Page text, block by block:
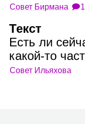
Совет Бирмана 🗩1
Текст
Есть ли
какой‑то
Совет Ильяхова